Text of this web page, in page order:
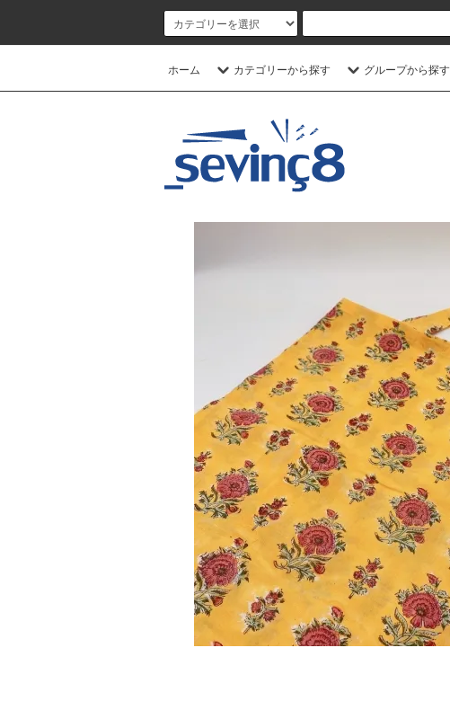
ホーム カテゴリーから探す グループから探す